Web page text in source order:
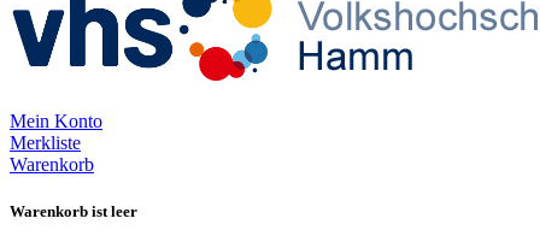
Mein Konto
Merkliste
Warenkorb
Warenkorb ist leer